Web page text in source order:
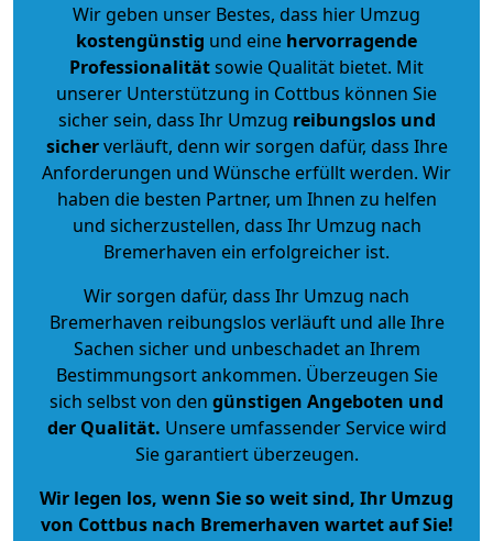
Wir geben unser Bestes, dass hier Umzug
kostengünstig und eine hervorragende
Professionalitätsowie Qualität bietet. Mit
unserer Unterstützung in Cottbus können Sie
sicher sein, dass Ihr Umzug reibungslos und
sicherverläuft, denn wir sorgen dafür, dass Ihre
Anforderungen und Wünsche erfüllt werden. Wir
haben die besten Partner, um Ihnen zu helfen
und sicherzustellen, dass Ihr Umzug nach
Bremerhaven ein erfolgreicher ist.
Wir sorgen dafür, dass Ihr Umzug nach
Bremerhaven reibungslos verläuft und alle Ihre
Sachen sicher und unbeschadet an Ihrem
Bestimmungsort ankommen. Überzeugen Sie
sich selbst von den günstigen Angeboten und
der Qualität. Unsere umfassender Service wird
Sie garantiert überzeugen.
Wir legen los, wenn Sie so weit sind, Ihr Umzug
von Cottbus nach Bremerhaven wartet auf Sie!